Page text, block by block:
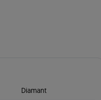
Diamant